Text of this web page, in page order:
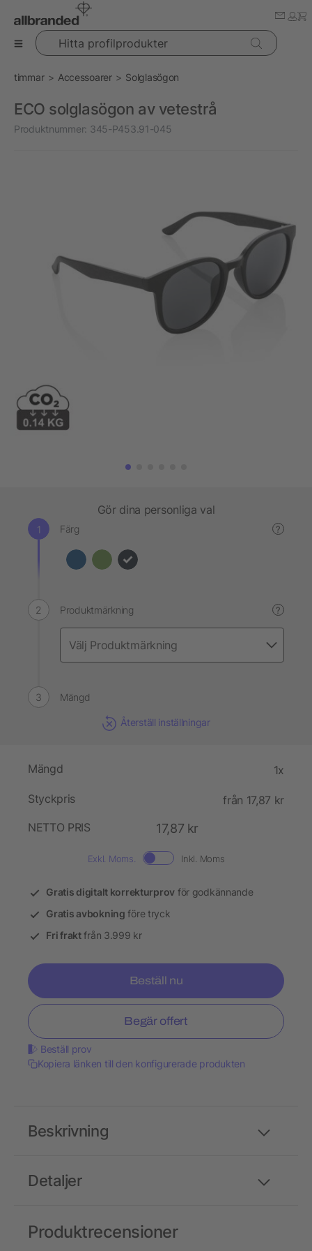
Hitta profilprodukter
timmar Accessoarer Solglasögon
ECO solglasögon av vetestrå
Produktnummer: 345-P453.91-045
Gör dina personliga val
Färg ?
Produktmärkning ?
Mängd
Återställ inställningar
Mängd 1x
Styckpris
från 17,87 kr
NETTO PRIS
17,87 kr
Exkl. Moms. Inkl. Moms
Gratis digitalt korrekturprov för godkännande
Gratis avbokning före tryck
Fri fraktfrån 3.999 kr
Beställ nu
Begär offert
Beställ prov
Kopiera länken till den konfigurerade produkten
Detaljer
Beskrivning
Produktrecensioner